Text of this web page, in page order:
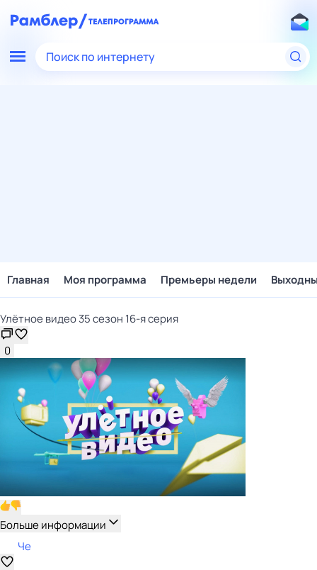
Поиск по интернету
Главная Моя программа Премьеры недели
Улётное видео 35 сезон 16-я серия
0
Больше информации
Че